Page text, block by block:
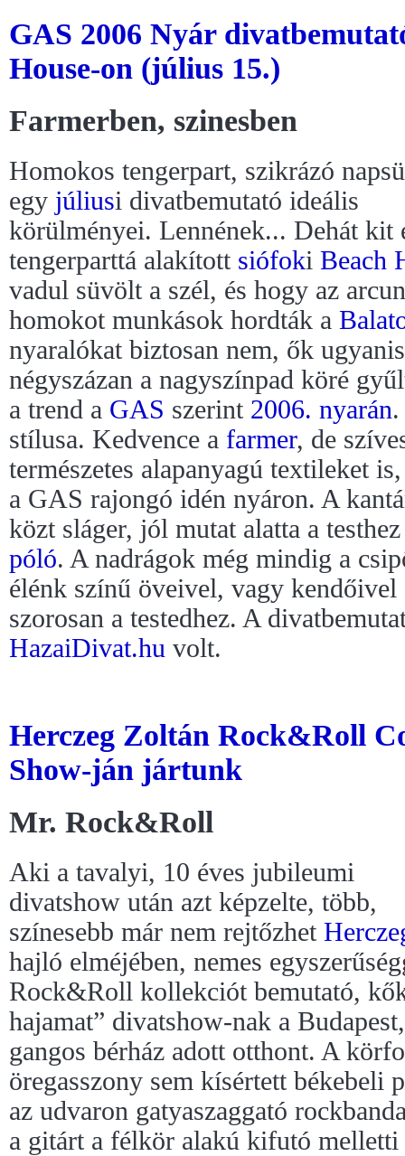
GAS 2006 Nyár
House-on (július 15.)
Farmerben, szinesben
Homokos tengerpart, szikrázó
egy júliusi divatbemutató ideális
körülményei. Lennének... Dehát kit
tengerparttá alakított siófoki Beach
vadul süvölt a szél, és hogy az
homokot munkások hordták a
nyaralókat biztosan nem, ők
négyszázan a nagyszínpad köré
a trend a GAS szerint 2006. nyarán
stílusa. Kedvence a farmer, de
természetes alapanyagú textileket
a GAS rajongó idén nyáron. A
közt sláger, jól mutat alatta a
póló. A nadrágok még mindig a
élénk színű öveivel, vagy
szorosan a testedhez. A
HazaiDivat.hu volt.
Herczeg Zoltán Rock&Roll
Show-ján jártunk
Mr. Rock&Roll
Aki a tavalyi, 10 éves jubileumi
divatshow után azt képzelte, több,
színesebb már nem rejtőzhet
hajló elméjében, nemes
Rock&Roll kollekciót bemutató,
hajamat” divatshow-nak a
gangos bérház adott otthont. A
öregasszony sem kísértett békebeli
az udvaron gatyaszaggató
a gitárt a félkör alakú kifutó